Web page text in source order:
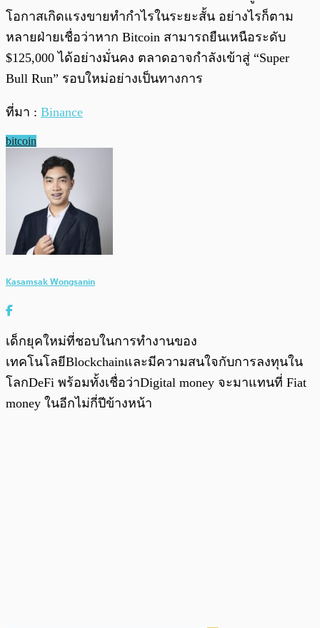
โอกาสเกิดแรงขายทำกำไรในระยะสั้น อย่างไรก็ตาม
หลายฝ่ายเชื่อว่าหาก Bitcoin สามารถยืนเหนือระดับ
$125,000 ได้อย่างมั่นคง ตลาดอาจกำลังเข้าสู่ “Super
Bull Run” รอบใหม่อย่างเป็นทางการ
ที่มา : Binance
bitcoin
Kasamsak Wongsanin
เด็กยุคใหม่ที่ชอบในการทำงานของ
เทคโนโลยีBlockchainและมีความสนใจกับการลงทุนใน
โลกDeFi พร้อมทั้งเชื่อว่าDigital money จะมาแทนที่ Fiat
money ในอีกไม่กี่ปีข้างหน้า